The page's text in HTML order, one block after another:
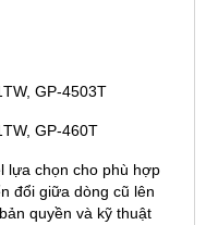
GP-4503T
GP-460T
lựa chọn cho phù hợp
đổi giữa dòng cũ lên
quyền và kỹ thuật